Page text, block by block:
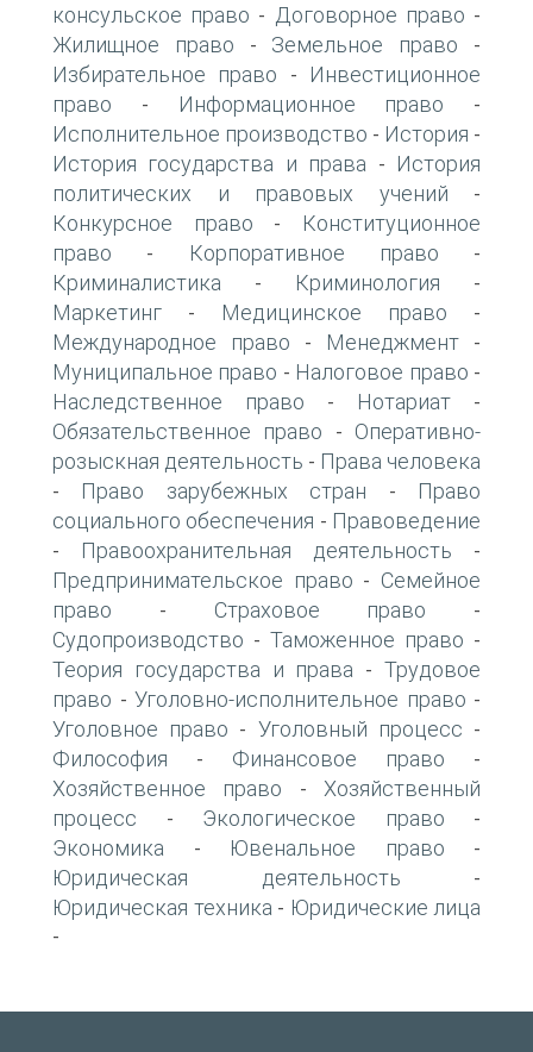
консульское право - Договорное право -
Жилищное право - Земельное право -
Избирательное право -
Инвестиционное
право - Информационное право -
Исполнительное производство - История -
История государства и права -
История
политических и правовых учений -
Конкурсное право -
Конституционное
право - Корпоративное право -
Криминалистика - Криминология -
Маркетинг - Медицинское право -
Международное право - Менеджмент -
Муниципальное право - Налоговое право -
Наследственное право - Нотариат -
Обязательственное право - Оперативно-
розыскная деятельность - Права человека
- Право зарубежных стран -
Право
социального обеспечения - Правоведение
- Правоохранительная деятельность -
Предпринимательское право - Семейное
право - Страховое право -
Судопроизводство - Таможенное право -
Теория государства и права -Трудовое
право - Уголовно-исполнительное право -
Уголовное право - Уголовный процесс -
Философия - Финансовое право -
Хозяйственное право - Хозяйственный
процесс - Экологическое право -
Экономика - Ювенальное право -
Юридическая деятельность -
Юридическая техника - Юридические лица
-